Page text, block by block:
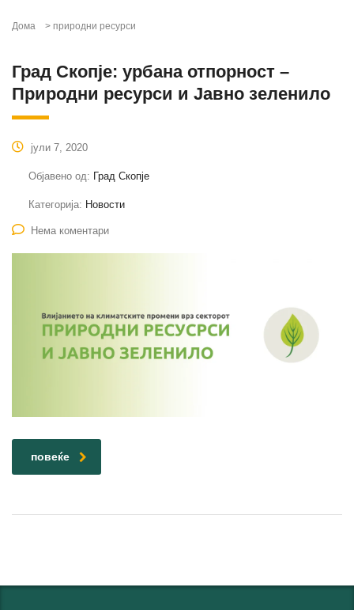
Дома > природни ресурси
Град Скопје: урбана отпорност –
Природни ресурси и Јавно зеленило
јули 7, 2020
Објавено од: Град Скопје
Категорија: Новости
Нема коментари
повеќе